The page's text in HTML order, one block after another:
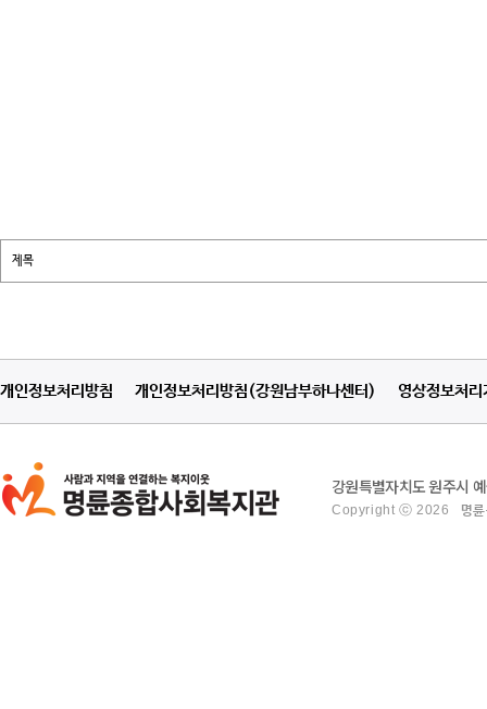
개인정보처리방침 개인정보처리방침(강원남부하나센터) 영상정보처
강원특별자치도 원주시
Copyright ⓒ 2026 명